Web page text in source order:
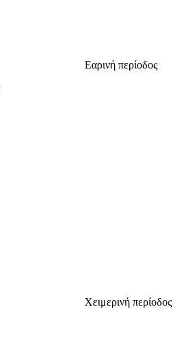
Εαρινή περίοδος
Χειμερινή περίοδος